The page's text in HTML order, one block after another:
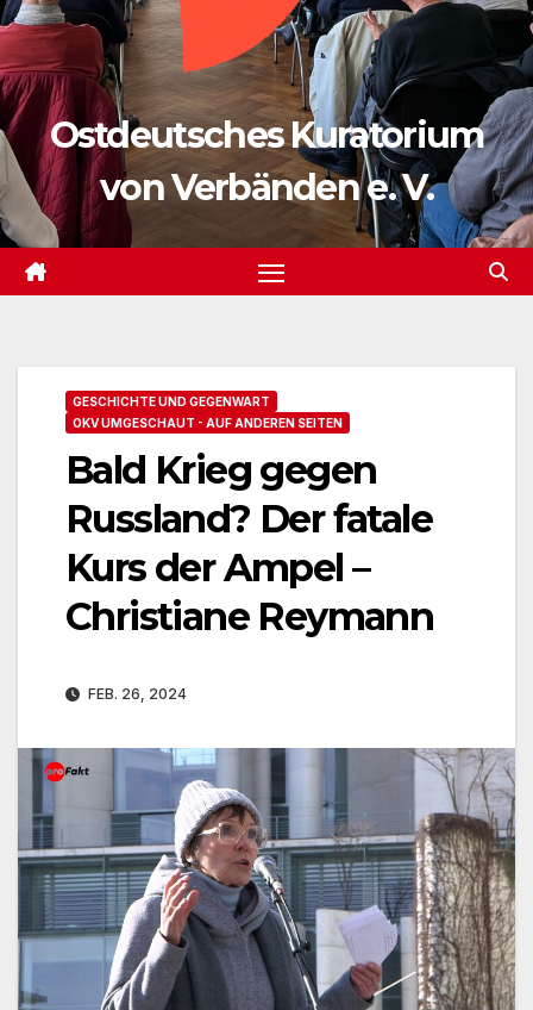
Ostdeutsches Kuratorium
von Verbänden e. V.
GESCHICHTE UND GEGENWART
OKV UMGESCHAUT - AUF ANDEREN SEITEN
Bald Krieg gegen
Russland? Der fatale
Kurs der Ampel –
Christiane Reymann
FEB. 26, 2024